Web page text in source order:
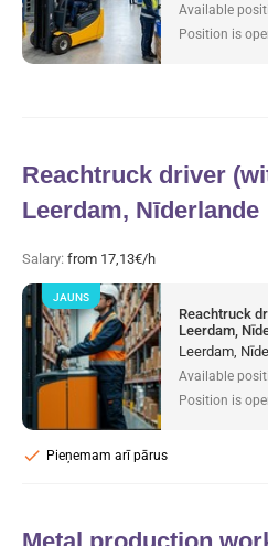
Available
Position is
Reachtruck driver
Leerdam, Nīderlande
Salary: from 17,13€/h
Reachtruck
Leerdam,
Leerdam,
Available
Position is
Pieņemam arī pārus
check
JAUNS